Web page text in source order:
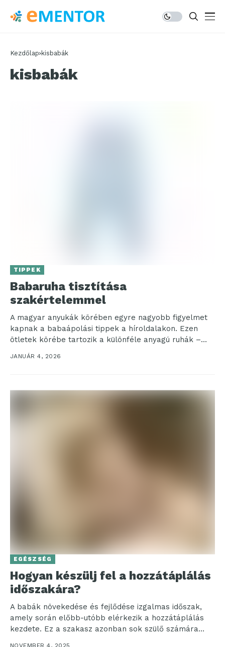
Kezdőlap kisbabák
kisbabák
TIPPEK
Babaruha tisztítása
szakértelemmel
A magyar anyukák körében egyre nagyobb figyelmet
kapnak a babaápolási tippek a híroldalakon. Ezen
ötletek körébe tartozik a különféle anyagú ruhák –
például...
JANUÁR 4, 2026
EGÉSZSÉG
Hogyan készülj fel a hozzátáplálás
időszakára?
A babák növekedése és fejlődése izgalmas időszak,
amely során előbb-utóbb elérkezik a hozzátáplálás
kezdete. Ez a szakasz azonban sok szülő számára
NOVEMBER 4, 2025